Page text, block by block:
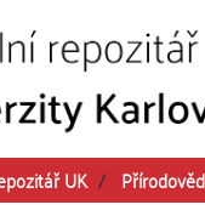
UK